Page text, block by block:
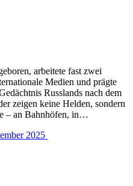
arbeitete fast zwei
Medien und prägte
Russlands nach dem
zeigen keine Helden, sondern
– an Bahnhöfen, in…
2025